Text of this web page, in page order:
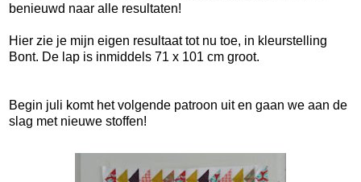
benieuwd naar alle resultaten!
Hier zie je mijn eigen resultaat tot nu toe, in kleurstelling
Bont. De lap is inmiddels 71 x 101 cm groot.
Begin juli komt het volgende patroon uit en gaan we aan de
slag met nieuwe stoffen!